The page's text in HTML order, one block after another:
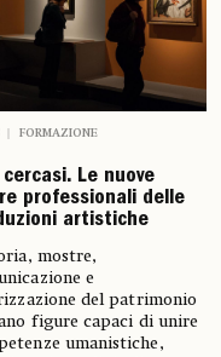
FORMAZIONE
cercasi. Le nuove
professionali delle
artistiche
mostre,
e
del patrimonio
figure capaci di unire
umanistiche,